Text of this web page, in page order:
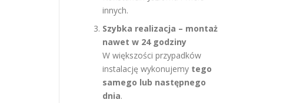
innych.
Szybka realizacja – montaż
nawet w 24 godziny
W większości przypadków
instalację wykonujemy tego
samego lub następnego
dnia.